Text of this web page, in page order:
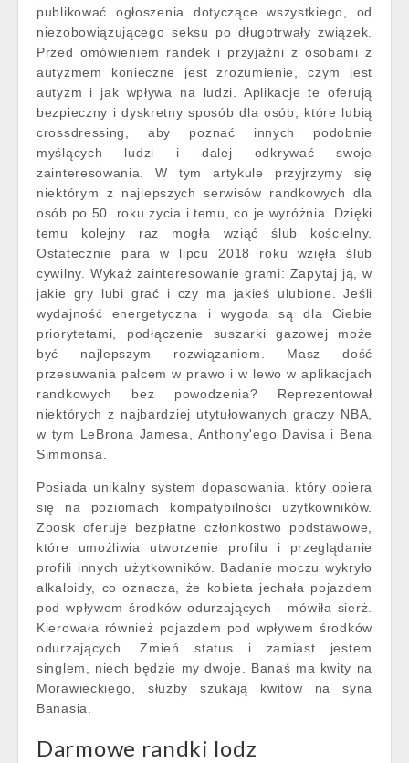
publikować ogłoszenia dotyczące wszystkiego, od
niezobowiązującego seksu po długotrwały związek.
Przed omówieniem randek i przyjaźni z osobami z
autyzmem konieczne jest zrozumienie, czym jest
autyzm i jak wpływa na ludzi. Aplikacje te oferują
bezpieczny i dyskretny sposób dla osób, które lubią
crossdressing, aby poznać innych podobnie
myślących ludzi i dalej odkrywać swoje
zainteresowania. W tym artykule przyjrzymy się
niektórym z najlepszych serwisów randkowych dla
osób po 50. roku życia i temu, co je wyróżnia. Dzięki
temu kolejny raz mogła wziąć ślub kościelny.
Ostatecznie para w lipcu 2018 roku wzięła ślub
cywilny. Wykaż zainteresowanie grami: Zapytaj ją, w
jakie gry lubi grać i czy ma jakieś ulubione. Jeśli
wydajność energetyczna i wygoda są dla Ciebie
priorytetami, podłączenie suszarki gazowej może
być najlepszym rozwiązaniem. Masz dość
przesuwania palcem w prawo i w lewo w aplikacjach
randkowych bez powodzenia? Reprezentował
niektórych z najbardziej utytułowanych graczy NBA,
w tym LeBrona Jamesa, Anthony'ego Davisa i Bena
Simmonsa.
Posiada unikalny system dopasowania, który opiera
się na poziomach kompatybilności użytkowników.
Zoosk oferuje bezpłatne członkostwo podstawowe,
które umożliwia utworzenie profilu i przeglądanie
profili innych użytkowników. Badanie moczu wykryło
alkaloidy, co oznacza, że kobieta jechała pojazdem
pod wpływem środków odurzających - mówiła sierż.
Kierowała również pojazdem pod wpływem środków
odurzających. Zmień status i zamiast jestem
singlem, niech będzie my dwoje. Banaś ma kwity na
Morawieckiego, służby szukają kwitów na syna
Banasia.
Darmowe randki lodz